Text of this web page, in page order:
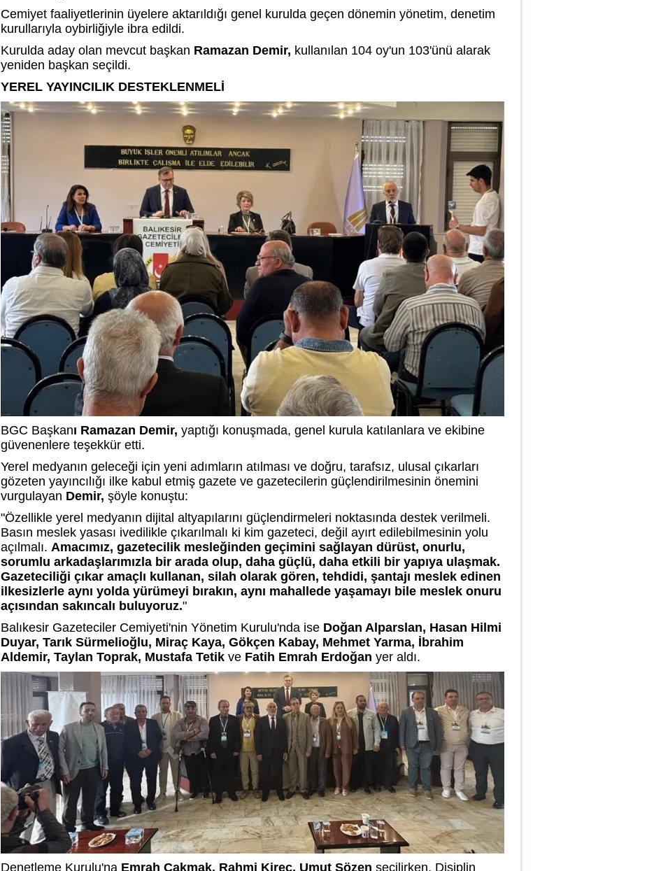
Cemiyet faaliyetlerinin üyelere aktarıldığı genel kurulda geçen dönemin yönetim, denetim
kurullarıyla oybirliğiyle ibra edildi.
Kurulda aday olan mevcut başkan Ramazan Demir, kullanılan 104 oy'un 103'ünü alarak
yeniden başkan seçildi.
YEREL YAYINCILIK DESTEKLENMELİ
BGC Başkanı Ramazan Demir, yaptığı konuşmada, genel kurula katılanlara ve ekibine
güvenenlere teşekkür etti.
Yerel medyanın geleceği için yeni adımların atılması ve doğru, tarafsız, ulusal çıkarları
gözeten yayıncılığı ilke kabul etmiş gazete ve gazetecilerin güçlendirilmesinin önemini
vurgulayan Demir, şöyle konuştu:
"Özellikle yerel medyanın dijital altyapılarını güçlendirmeleri noktasında destek verilmeli.
Basın meslek yasası ivedilikle çıkarılmalı ki kim gazeteci, değil ayırt edilebilmesinin yolu
açılmalı. Amacımız, gazetecilik mesleğinden geçimini sağlayan dürüst, onurlu,
sorumlu arkadaşlarımızla bir arada olup, daha güçlü, daha etkili bir yapıya ulaşmak.
Gazeteciliği çıkar amaçlı kullanan, silah olarak gören, tehdidi, şantajı meslek edinen
ilkesizlerle aynı yolda yürümeyi bırakın, aynı mahallede yaşamayı bile meslek onuru
açısından sakıncalı buluyoruz."
Balıkesir Gazeteciler Cemiyeti'nin Yönetim Kurulu'nda ise Doğan Alparslan, Hasan Hilmi
Duyar, Tarık Sürmelioğlu, Miraç Kaya, Gökçen Kabay, Mehmet Yarma, İbrahim
Aldemir, Taylan Toprak, Mustafa Tetik ve Fatih Emrah Erdoğan yer aldı.
Denetleme Kurulu'na Emrah Çakmak, Rahmi Kireç, Umut Sözen seçilirken, Disiplin